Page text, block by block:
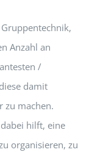
Anzahl an
/
damit
zu machen.
hilft, eine
organisieren, zu